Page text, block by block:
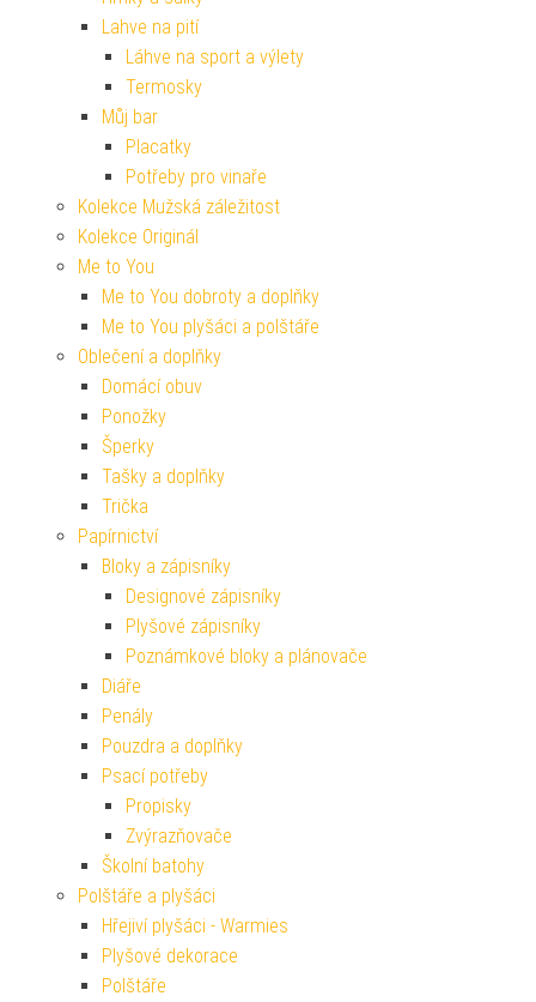
Lahve na pití
Láhve na sport a výlety
Termosky
Můj bar
Placatky
Potřeby pro vinaře
Kolekce Mužská záležitost
Kolekce Originál
Me to You
Me to You dobroty a doplňky
Me to You plyšáci a polštáře
Oblečení a doplňky
Domácí obuv
Ponožky
Šperky
Tašky a doplňky
Trička
Papírnictví
Bloky a zápisníky
Designové zápisníky
Plyšové zápisníky
Poznámkové bloky a plánovače
Diáře
Penály
Pouzdra a doplňky
Psací potřeby
Propisky
Zvýrazňovače
Školní batohy
Polštáře a plyšáci
Hřejiví plyšáci - Warmies
Plyšové dekorace
Polštáře